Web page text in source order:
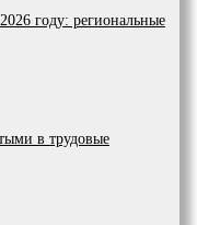
году: региональные
в трудовые